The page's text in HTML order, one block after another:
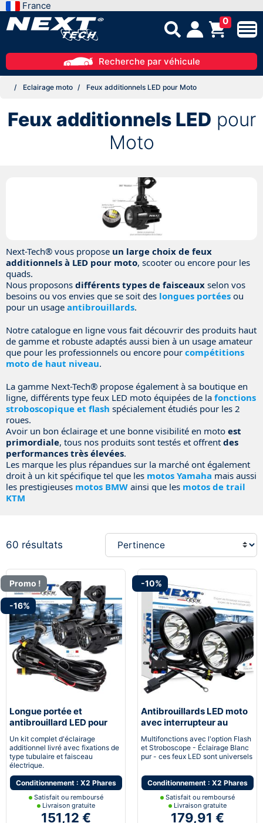
France
0
Recherche par véhicule
Eclairage moto Feux additionnels LED pour Moto
Feux additionnels LED pour
Moto
Next-Tech® vous propose un large choix de feux
additionnels à LED pour moto, scooter ou encore pour les
quads.
Nous proposons différents types de faisceaux selon vos
besoins ou vos envies que se soit des longues portées ou
pour un usage antibrouillards.
Notre catalogue en ligne vous fait découvrir des produits haut
de gamme et robuste adaptés aussi bien à un usage amateur
que pour les professionnels ou encore pour compétitions
moto de haut niveau.
La gamme Next-Tech® propose également à sa boutique en
ligne, différents type feux LED moto équipées de la fonctions
stroboscopique et flash spécialement étudiés pour les 2
roues.
Avoir un bon éclairage et une bonne visibilité en moto est
primordiale, tous nos produits sont testés et offrent des
performances très élevées.
Les marque les plus répandues sur la marché ont également
droit à un kit spécifique tel que les motos Yamaha mais aussi
les prestigieuses motos BMW ainsi que les motos de trail
KTM
60 résultats
Promo !
-16%
Longue portée et
antibrouillard LED pour
Un kit complet d'éclairage
additionnel livré avec fixations de
type tubulaire et faisceau
électrique.
Conditionnement : X2 Phares
Satisfait ou remboursé
Livraison gratuite
151,12 €
-10%
Antibrouillards LED moto
avec interrupteur au
Multifonctions avec l'option Flash
et Stroboscope - Éclairage Blanc
pur - ces feux LED sont universels
Conditionnement : X2 Phares
Satisfait ou remboursé
Livraison gratuite
179,91 €